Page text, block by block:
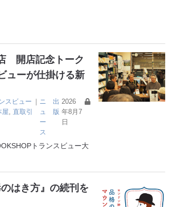
開店記念トーク
ューが仕掛ける新
スビュー
屋 直取引
｜ ニ
ュ
ー
ス
出
版
2026
年8月7
日
トランスビュー大
はき方』の続刊を